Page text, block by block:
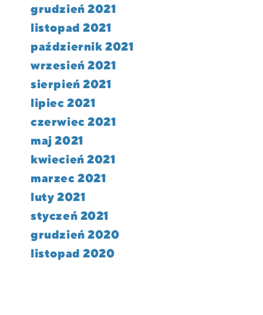
grudzień 2021
listopad 2021
październik 2021
wrzesień 2021
sierpień 2021
lipiec 2021
czerwiec 2021
maj 2021
kwiecień 2021
marzec 2021
luty 2021
styczeń 2021
grudzień 2020
listopad 2020